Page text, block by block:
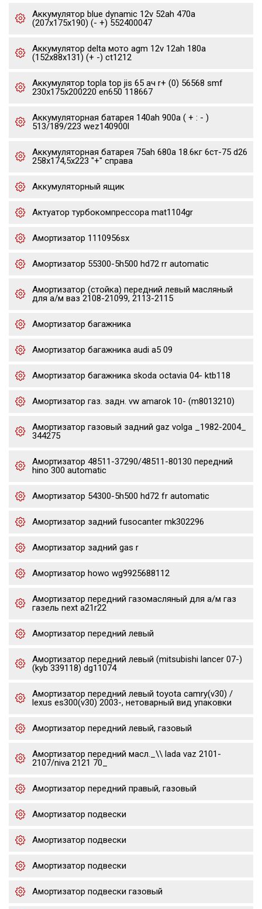
Аккумулятор blue dynamic 12v 52ah 470a
(207x175x190) (- +) 552400047
Аккумулятор delta мото agm 12v 12ah 180a
(152x88x131) (+ -) ct1212
Аккумулятор topla top jis 65 ач r+ (0) 56568 smf
230x175x200220 en650 118667
Аккумуляторная батарея 140ah 900a ( + : - )
513/189/223 wez140900l
Аккумуляторная батарея 75ah 680a 18.6кг 6ст-75 d26
258x174,5x223 "+" справа
Аккумуляторный ящик
Актуатор турбокомпрессора mat1104gr
Амортизатор 1110956sx
Амортизатор 55300-5h500 hd72 rr automatic
Амортизатор (стойка) передний левый масляный
для а/м ваз 2108-21099, 2113-2115
Амортизатор багажника
Амортизатор багажника audi a5 09
Амортизатор багажника skoda octavia 04- ktb118
Амортизатор газ. задн. vw amarok 10- (m8013210)
Амортизатор газовый задний gaz volga _1982-2004_
344275
Амортизатор 48511-37290/48511-80130 передний
hino 300 automatic
Амортизатор 54300-5h500 hd72 fr automatic
Амортизатор задний fusocanter mk302296
Амортизатор задний gas r
Амортизатор howo wg9925688112
Амортизатор передний газомасляный для а/м газ
газель next a21r22
Амортизатор передний левый
Амортизатор передний левый (mitsubishi lancer 07-)
(kyb 339118) dg11074
Амортизатор передний левый toyota camry(v30) /
lexus es300(v30) 2003-, нетоварный вид упаковки
Амортизатор передний левый, газовый
Амортизатор передний масл._\\ lada vaz 2101-
2107/niva 2121 70_
Амортизатор передний правый, газовый
Амортизатор подвески
Амортизатор подвески
Амортизатор подвески
Амортизатор подвески газовый